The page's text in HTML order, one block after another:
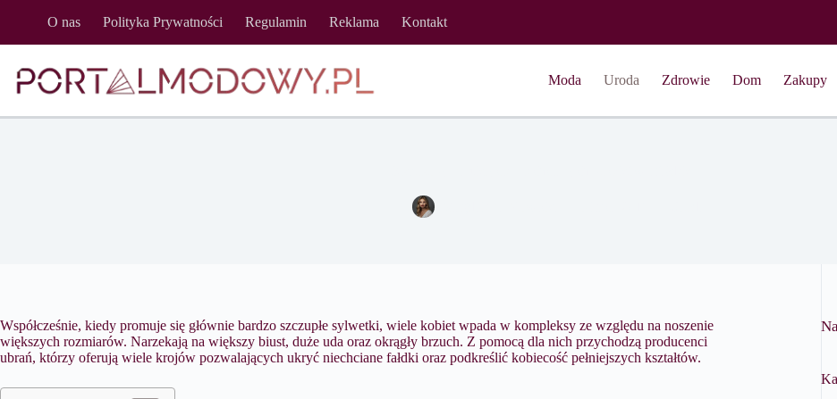
O nas Polityka Prywatności Regulamin Reklama Kontakt
Moda Uroda Zdrowie Dom Zakupy
Współcześnie, kiedy promuje się głównie bardzo szczupłe sylwetki, wiele kobiet wpada w kompleksy ze względu na noszenie
większych rozmiarów. Narzekają na większy biust, duże uda oraz okrągły brzuch. Z pomocą dla nich przychodzą producenci
ubrań, którzy oferują wiele krojów pozwalających ukryć niechciane fałdki oraz podkreślić kobiecość pełniejszych kształtów.